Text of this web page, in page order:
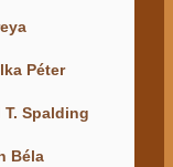
Péter
T. Spalding
Béla